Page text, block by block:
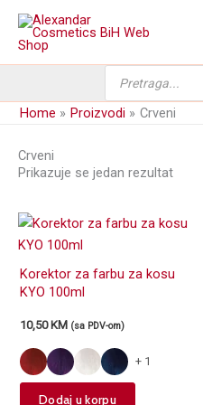
Skip
content
search
Home Proizvodi Crveni
Crveni
Prikazuje se jedan rezultat
Korektor za farbu za kosu
KYO 100ml
10,50KM (sa PDV-om)
+ 1
Dodaj u korpu